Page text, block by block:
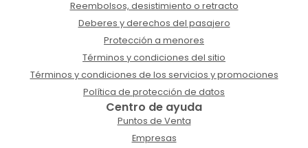
Reembolsos, desistimiento o retracto
Deberes y derechos del pasajero
Protección a menores
Términos y condiciones del sitio
Términos y condiciones de los servicios y promociones
Política de protección de datos
Centro de ayuda
Puntos de Venta
Empresas